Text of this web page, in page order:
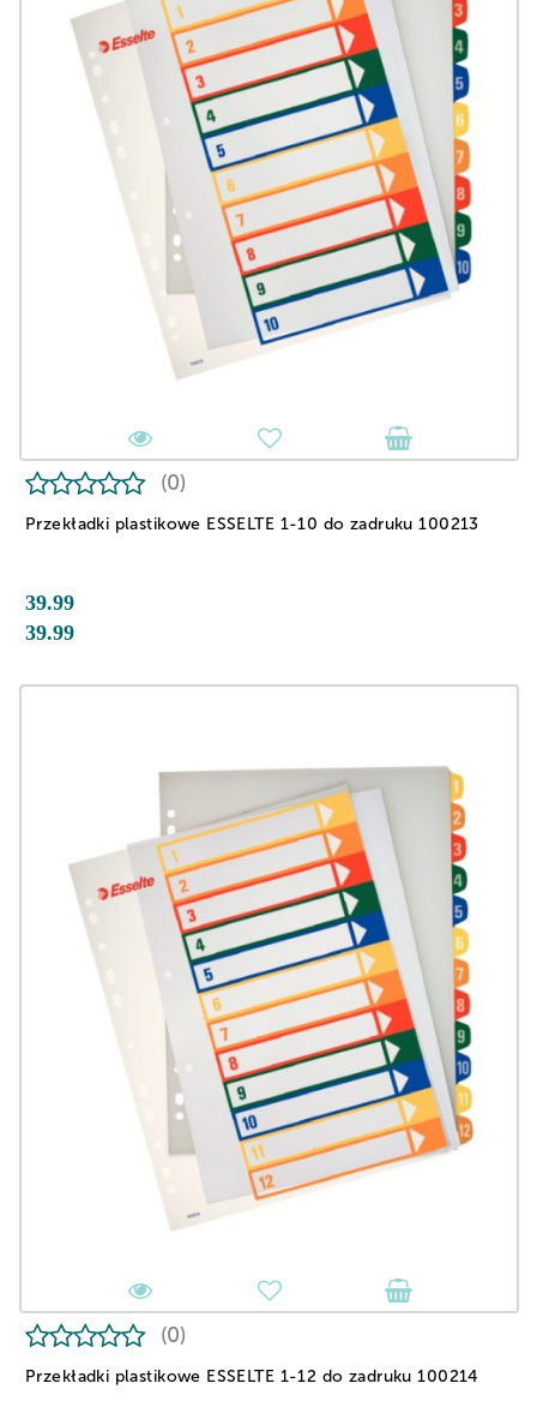
Przekładki plastikowe ESSELTE 1-10 do zadruku 100213
(0)
39.99
39.99
Przekładki plastikowe ESSELTE 1-12 do zadruku 100214
(0)